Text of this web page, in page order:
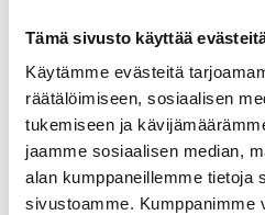
Tämä sivusto käyttää
Käytämme evästeitä
räätälöimiseen, sosiaalisen
tukemiseen ja
jaamme sosiaalisen median,
alan kumppaneillemme tietoja
sivustoamme. Kumppanimme
Tapahtumat
NoticeEi tuloksia.
Tuleva
Valitse
päivä.
EdellisetTapahtumat